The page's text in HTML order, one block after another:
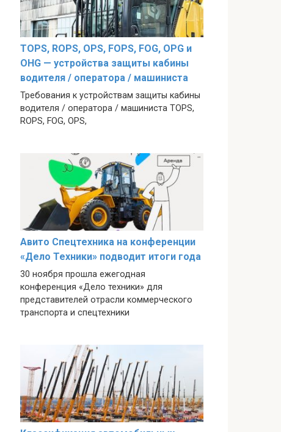
TOPS, ROPS, OPS, FOPS, FOG, OPG и
OHG — устройства защиты кабины
водителя / оператора / машиниста
Требования к устройствам защиты кабины
водителя / оператора / машиниста TOPS,
ROPS, FOG, OPS,
Авито Спецтехника на конференции
«Дело Техники» подводит итоги года
30 ноября прошла ежегодная
конференция «Дело техники» для
представителей отрасли коммерческого
транспорта и спецтехники